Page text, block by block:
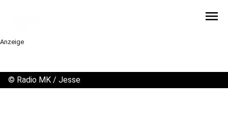
menu
Anzeige
© Radio MK / Jesse